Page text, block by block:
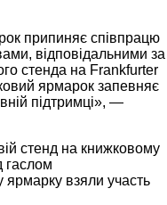
припиняє співпрацю
відповідальними за
стенда на Frankfurter
ярмарок запевняє
підтримці», —
стенд на книжковому
гаслом
ярмарку взяли участь